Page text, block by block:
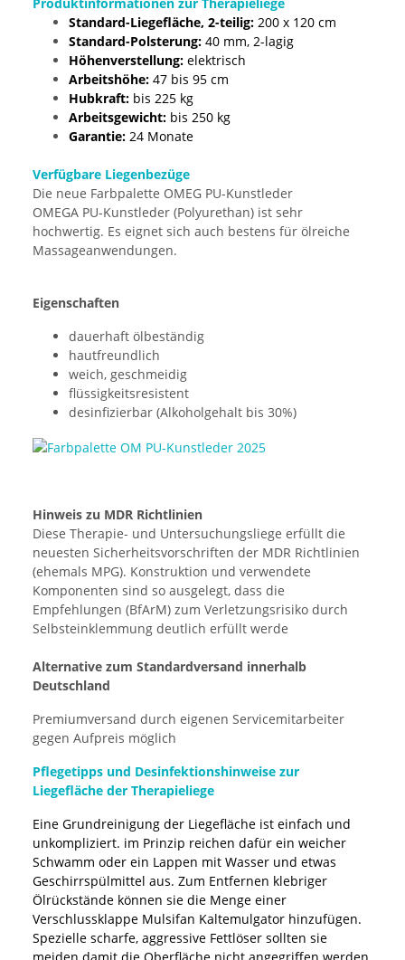
Produktinformationen zur Therapieliege
Standard-Liegefläche, 2-teilig: 200 x 120 cm
Standard-Polsterung: 40 mm, 2-lagig
Höhenverstellung: elektrisch
Arbeitshöhe: 47 bis 95 cm
Hubkraft: bis 225 kg
Arbeitsgewicht: bis 250 kg
Garantie: 24 Monate
Verfügbare Liegenbezüge
Die neue Farbpalette OMEG PU-Kunstleder
OMEGA PU-Kunstleder (Polyurethan) ist sehr
hochwertig. Es eignet sich auch bestens für ölreiche
Massageanwendungen.
Eigenschaften
dauerhaft ölbeständig
hautfreundlich
weich, geschmeidig
flüssigkeitsresistent
desinfizierbar (Alkoholgehalt bis 30%)
Hinweis zu MDR Richtlinien
Diese Therapie- und Untersuchungsliege erfüllt die
neuesten Sicherheitsvorschriften der MDR Richtlinien
(ehemals MPG). Konstruktion und verwendete
Komponenten sind so ausgelegt, dass die
Empfehlungen (BfArM) zum Verletzungsrisiko durch
Selbsteinklemmung deutlich erfüllt werde
Alternative zum Standardversand innerhalb
Deutschland
Premiumversand durch eigenen Servicemitarbeiter
gegen Aufpreis möglich
Pflegetipps und Desinfektionshinweise zur
Liegefläche der Therapieliege
Eine Grundreinigung der Liegefläche ist einfach und
unkompliziert. im Prinzip reichen dafür ein weicher
Schwamm oder ein Lappen mit Wasser und etwas
Geschirrspülmittel aus. Zum Entfernen klebriger
Ölrückstände können sie die Menge einer
Verschlussklappe Mulsifan Kaltemulgator hinzufügen.
Spezielle scharfe, aggressive Fettlöser sollten sie